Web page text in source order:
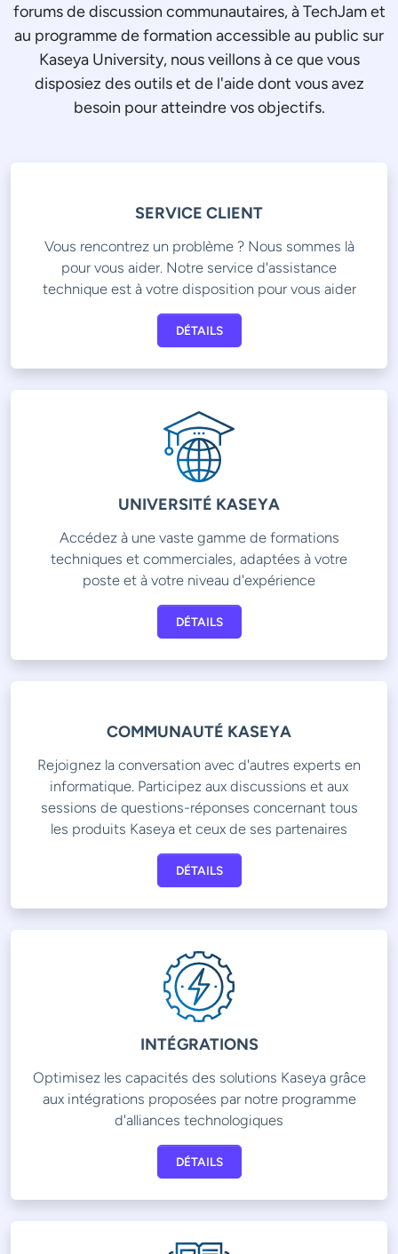
forums de discussion communautaires, à TechJam et
au programme de formation accessible au public sur
Kaseya University, nous veillons à ce que vous
disposiez des outils et de l'aide dont vous avez
besoin pour atteindre vos objectifs.
SERVICE CLIENT
Vous rencontrez un problème ? Nous sommes là
pour vous aider. Notre service d'assistance
technique est à votre disposition pour vous aider
DÉTAILS
UNIVERSITÉ KASEYA
Accédez à une vaste gamme de formations
techniques et commerciales, adaptées à votre
poste et à votre niveau d'expérience
DÉTAILS
COMMUNAUTÉ KASEYA
Rejoignez la conversation avec d'autres experts en
informatique. Participez aux discussions et aux
sessions de questions-réponses concernant tous
les produits Kaseya et ceux de ses partenaires
DÉTAILS
INTÉGRATIONS
Optimisez les capacités des solutions Kaseya grâce
aux intégrations proposées par notre programme
d'alliances technologiques
DÉTAILS